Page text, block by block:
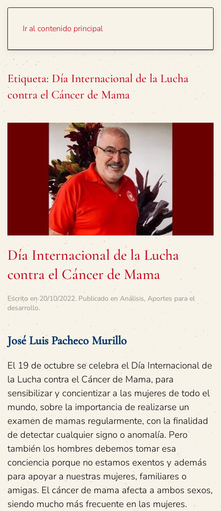
Ir al contenido principal
Etiqueta: Día Internacional de la Lucha
contra el Cáncer de Mama
Día Internacional de la Lucha
contra el Cáncer de Mama
Escrito en20/10/2022. Publicado en Análisis, Aportes para el
desarrollo.
José Luis Pacheco Murillo
El 19 de octubre se celebra el Día Internacional de
la Lucha contra el Cáncer de Mama, para
sensibilizar y concientizar a las mujeres de todo el
mundo, sobre la importancia de realizarse un
examen de mamas regularmente, con la finalidad
de detectar cualquier signo o anomalía. Pero
también los hombres debemos tomar esa
conciencia porque no estamos exentos y además
para apoyar a nuestras mujeres, familiares o
amigas. El cáncer de mama afecta a ambos sexos,
siendo mucho más frecuente en las mujeres.